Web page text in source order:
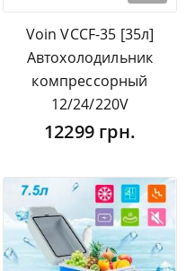
Voin VCCF-35 [35л]
Автохолодильник
компрессорный
12/24/220V
12299 грн.